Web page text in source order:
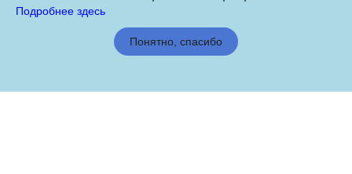
МБУК «Смоленский Планетарий» имени Ю.А. Гагарина © 2026
Администрация города Смоленска
Подробнее здесь
Понятно, спасибо